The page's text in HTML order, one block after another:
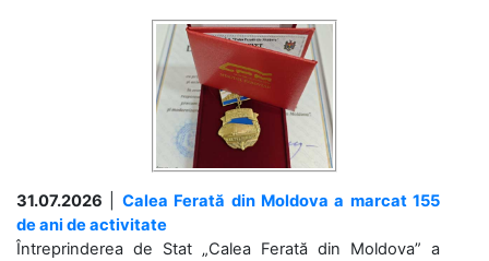
31.07.2026
Calea Ferată din Moldova a marcat 155
de ani de activitate
Întreprinderea de Stat „Calea Ferată din Moldova” a